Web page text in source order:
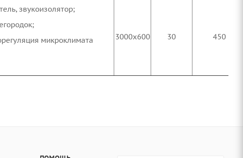
звукоизолятор;
микроклимата
3000х600 30 450